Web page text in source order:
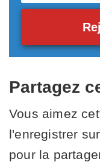
Partagez
Vous aimez
l'enregistrer
pour la